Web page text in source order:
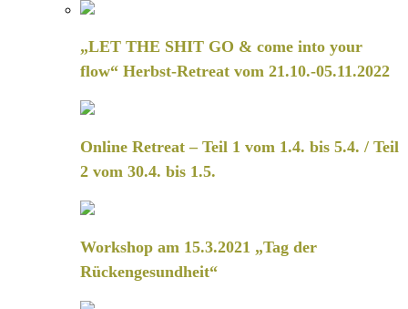
„LET THE SHIT GO & come into your
flow“ Herbst-Retreat vom 21.10.-05.11.2022
Online Retreat – Teil 1 vom 1.4. bis 5.4. / Teil
2 vom 30.4. bis 1.5.
Workshop am 15.3.2021 „Tag der
Rückengesundheit“